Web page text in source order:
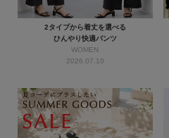
2タイプから着丈を選べる
ひんやり快適パンツ
WOMEN
2026.07.10